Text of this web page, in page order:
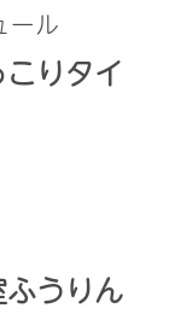
ール
りタイ
うりん